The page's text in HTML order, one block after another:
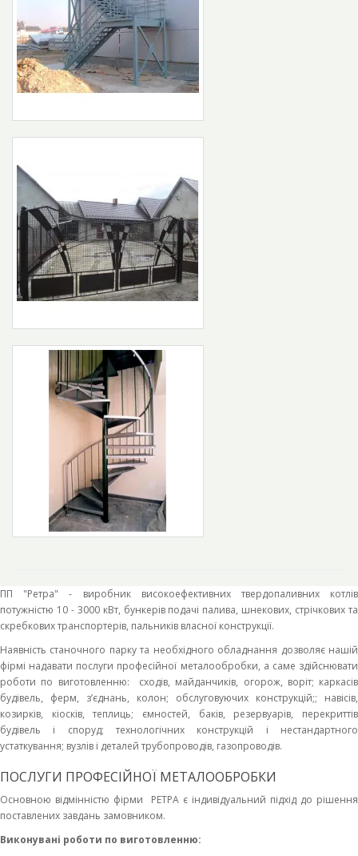
ПП "Ретра" - виробник високоефективних твердопаливних котлів
потужністю 10 - 3000 кВт, бункерів подачі палива, шнекових, стрічкових та
скребкових транспортерів, пальників власної конструкції.
Наявність станочного парку та необхідного обладнання дозволяє нашій
фірмі надавати послуги професійної металообробки, а саме здійснювати
роботи по виготовленню: сходів, майданчиків, огорож, воріт; каркасів
будівель, ферм, з’єднань, колон; обслуговуючих конструкцій;; навісів,
козирків, кіосків, теплиць; ємностей, баків, резервуарів, перекриттів
будівель і споруд; технологічних конструкцій і нестандартного
устаткування; вузлів і деталей трубопроводів, газопроводів.
ПОСЛУГИ ПРОФЕСІЙНОЇ МЕТАЛООБРОБКИ
Основною відмінністю фірми РЕТРА є індивідуальний підхід до рішення
поставлених завдань замовником.
Виконувані роботи по виготовленню: